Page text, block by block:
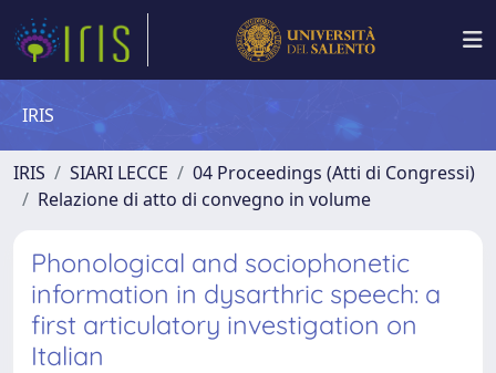
IRIS
IRIS SIARI LECCE
04 Proceedings (Atti di Congressi)
Relazione di atto di convegno in volume
Phonological and sociophonetic
information in dysarthric speech: a
first articulatory investigation on
Italian